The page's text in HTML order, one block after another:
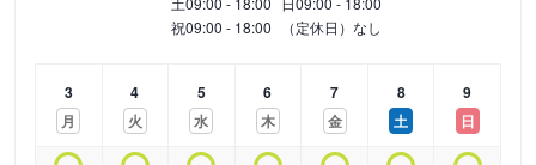
祝09:00 - 18:00 （定休日）なし
3
月
4
火
5
水
6
木
7
金
8
土
9
日